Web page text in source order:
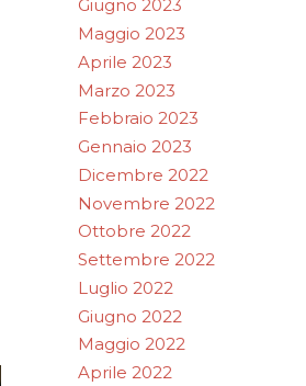
Giugno 2023
Maggio 2023
Aprile 2023
Marzo 2023
Febbraio 2023
Gennaio 2023
Dicembre 2022
Novembre 2022
Ottobre 2022
Settembre 2022
Luglio 2022
Giugno 2022
Maggio 2022
Aprile 2022